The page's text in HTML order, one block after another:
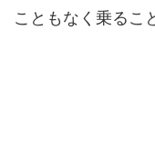
こともなく乗るこ